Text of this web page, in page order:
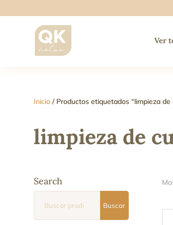
Ver
Inicio / Productos etiquetados “limpieza de
limpieza de
Search
por:
Buscar